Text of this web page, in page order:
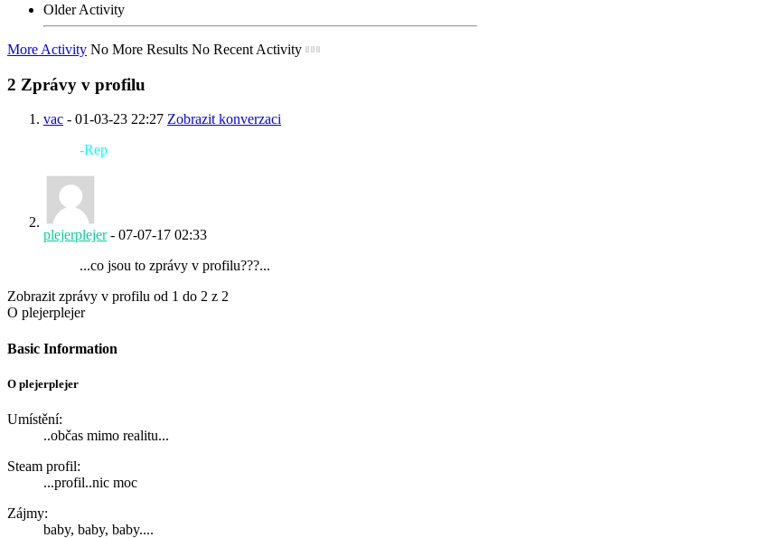
Older Activity
More Activity No More Results No Recent Activity
2 Zprávy v profilu
vac - 01-03-23 22:27 Zobrazit konverzaci
-Rep
plejerplejer- 07-07-17 02:33
...co jsou to zprávy v profilu???...
Zobrazit zprávy v profilu od 1 do 2 z 2
O plejerplejer
Basic Information
O plejerplejer
Umístění:
..občas mimo realitu...
Steam profil:
...profil..nic moc
Zájmy:
baby, baby, baby....